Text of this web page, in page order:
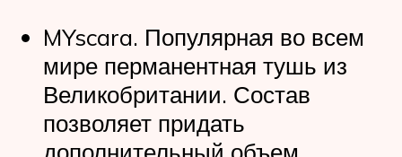
MYscara. Популярная во всем
мире перманентная тушь из
Великобритании. Состав
позволяет придать
дополнительный объем